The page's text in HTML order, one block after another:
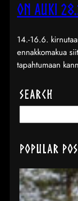
on auki
14.-16.6.
ennakkomakua
tapahtumaan
Search
e
r
h
Popular